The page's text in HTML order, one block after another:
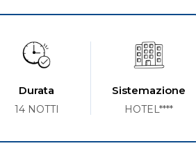
Durata
14 NOTTI
Sistemazione
HOTEL****